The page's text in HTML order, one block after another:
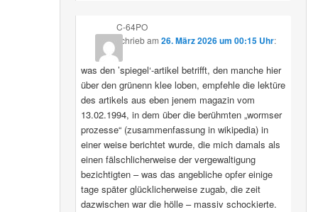
C-64PO
schriebam 26. März 2026 um 00:15 Uhr:
was den ’spiegel‘-artikel betrifft, den manche hier
über den grünenn klee loben, empfehle die lektüre
des artikels aus eben jenem magazin vom
13.02.1994, in dem über die berühmten „wormser
prozesse“ (zusammenfassung in wikipedia) in
einer weise berichtet wurde, die mich damals als
einen fälschlicherweise der vergewaltigung
bezichtigten – was das angebliche opfer einige
tage später glücklicherweise zugab, die zeit
dazwischen war die hölle – massiv schockierte.